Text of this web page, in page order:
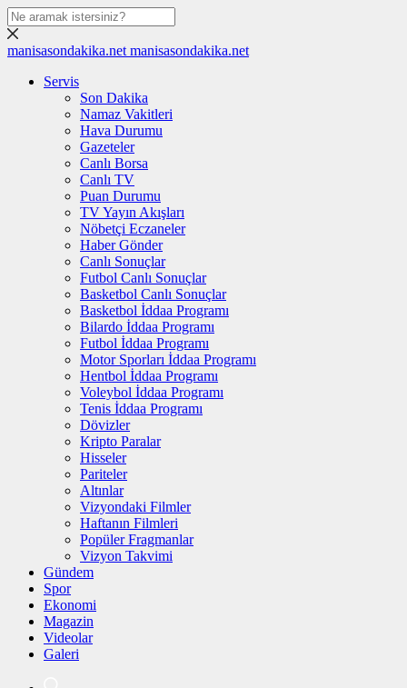
manisasondakika.net manisasondakika.net
Servis
Son Dakika
Namaz Vakitleri
Hava Durumu
Gazeteler
Canlı Borsa
Canlı TV
Puan Durumu
TV Yayın Akışları
Nöbetçi Eczaneler
Haber Gönder
Canlı Sonuçlar
Futbol Canlı Sonuçlar
Basketbol Canlı Sonuçlar
Basketbol İddaa Programı
Bilardo İddaa Programı
Futbol İddaa Programı
Motor Sporları İddaa Programı
Hentbol İddaa Programı
Voleybol İddaa Programı
Tenis İddaa Programı
Dövizler
Kripto Paralar
Hisseler
Pariteler
Altınlar
Vizyondaki Filmler
Haftanın Filmleri
Popüler Fragmanlar
Vizyon Takvimi
Gündem
Spor
Ekonomi
Magazin
Videolar
Galeri